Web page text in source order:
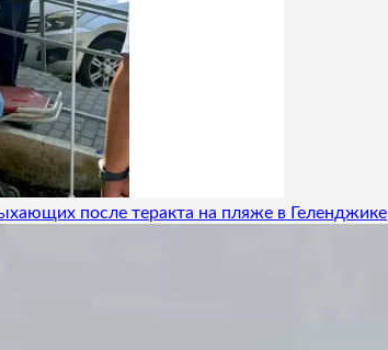
после теракта на пляже в Геленджике